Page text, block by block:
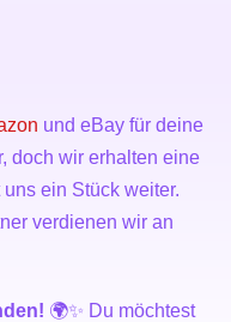
und eBay für deine
doch wir erhalten eine
ein Stück weiter.
verdienen wir an
🌍✨ Du möchtest